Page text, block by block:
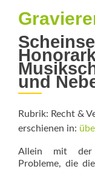
und
Rubrik: Recht &
erschienen in:
Allein mit der
Probleme, die